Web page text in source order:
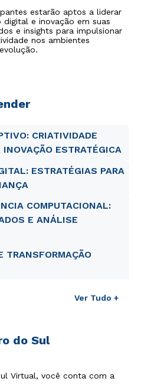
estarão aptos a liderar
e inovação em suas
e insights para impulsionar
nos ambientes
CRIATIVIDADE
ESTRATÉGICA
ESTRATÉGIAS PARA
COMPUTACIONAL:
E ANÁLISE
TRANSFORMAÇÃO
Ver Tudo +
do Sul
Virtual, você conta com a